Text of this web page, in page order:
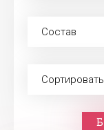
Состав